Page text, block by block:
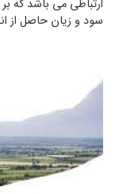
ارتباطي می باشد كه
سود و زيان حاصل از